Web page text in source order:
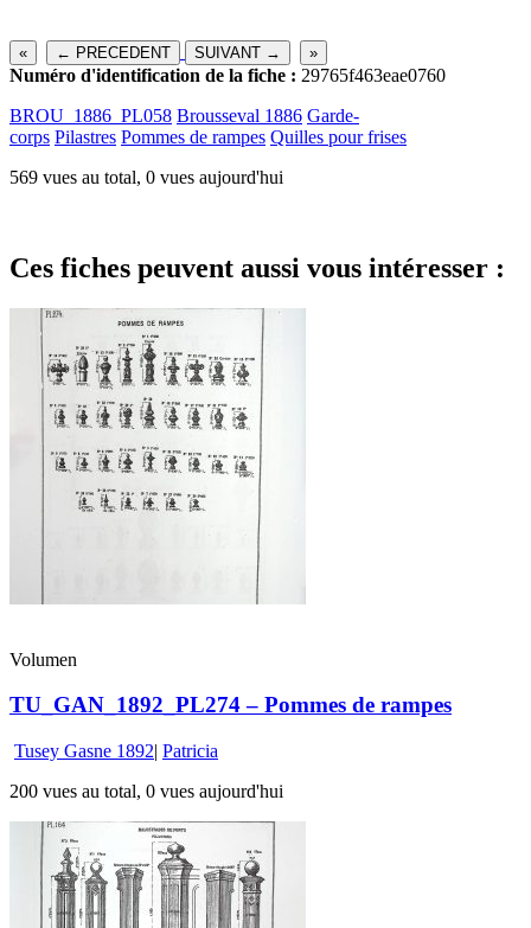
« ← PRECEDENT SUIVANT → »
Numéro d'identification de la fiche : 29765f463eae0760
BROU_1886_PL058 Brousseval 1886 Garde-
corps Pilastres Pommes de rampes Quilles pour frises
569 vues au total, 0 vues aujourd'hui
Ces fiches peuvent aussi vous intéresser :
Volumen
TU_GAN_1892_PL274 – Pommes de rampes
Tusey Gasne 1892| Patricia
200 vues au total, 0 vues aujourd'hui